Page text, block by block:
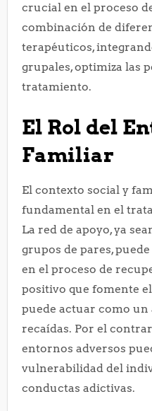
crucial en el proceso
combinación de
terapéuticos,
grupales, optimiza las
tratamiento.
El Rol del
Familiar
El contexto social y
fundamental en el
La red de apoyo, ya
grupos de pares,
en el proceso de
positivo que fomente
puede actuar como
recaídas. Por el
entornos adversos
vulnerabilidad del
conductas adictivas.